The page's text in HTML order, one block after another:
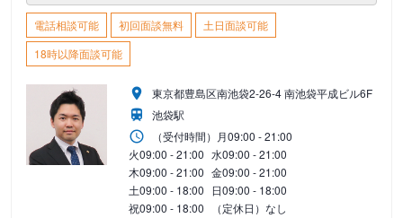
電話相談可能 初回面談無料
土日面談可能
18時以降面談可能
東京都豊島区南池袋2-26-4 南池袋平成ビル6F
池袋駅
（受付時間） 月09:00 - 21:00
火09:00 - 21:00 水09:00 - 21:00
木09:00 - 21:00 金09:00 - 21:00
土09:00 - 18:00 日09:00 - 18:00
祝09:00 - 18:00 （定休日）なし